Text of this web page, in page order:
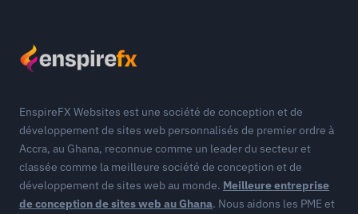
EnspireFX Websites est une société de conception et de
développement de sites web personnalisés de premier ordre à
Accra, au Ghana, reconnue comme un leader du secteur et
classée comme la meilleure société de conception et de
développement de sites web au monde. Meilleure entreprise
de conception de sites web au Ghana. Nous aidons les PME et